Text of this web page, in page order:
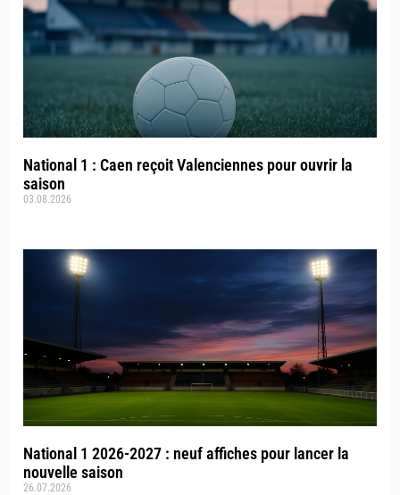
National 1 : Caen reçoit Valenciennes pour ouvrir la
saison
03.08.2026
National 1 2026-2027 : neuf affiches pour lancer la
nouvelle saison
26.07.2026